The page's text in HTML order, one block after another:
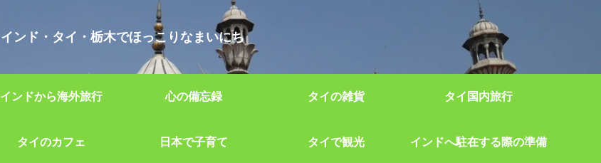
インド・タイ・栃木でほっこりなまいにち
インドから海外旅行 心の備忘録 タイの雑貨 タイ国内旅行
タイのカフェ 日本で子育て タイで観光 インドへ駐在する際の準備